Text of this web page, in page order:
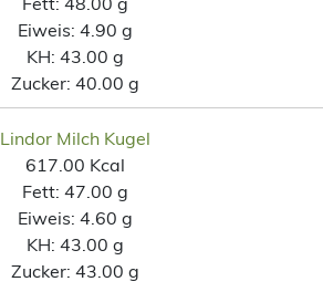
Eiweis: 4.90 g
KH: 43.00 g
Zucker: 40.00 g
Lindor Milch Kugel
617.00 Kcal
Fett: 47.00 g
Eiweis: 4.60 g
KH: 43.00 g
Zucker: 43.00 g